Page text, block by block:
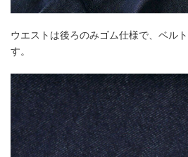
ウエストは後ろのみゴム仕様で、ベル
す。